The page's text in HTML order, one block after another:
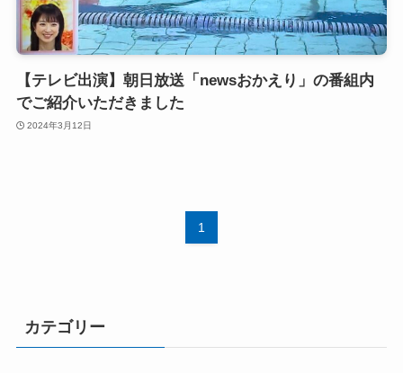
【テレビ出演】朝日放送「newsおかえり」の番組内
でご紹介いただきました
2024年3月12日
1
カテゴリー